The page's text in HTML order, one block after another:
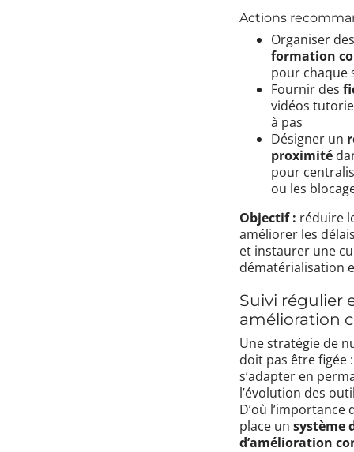
Actions
Organiser
formation
pour chaque
Fournir des
vidéos
à pas
Désigner un
proximité
pour
ou les
Objectif : réduire
améliorer les
et instaurer une
dématérialisation
Suivi régulier
amélioration
Une stratégie de
doit pas être figée
s’adapter en
l’évolution des
D’où l’importance
place un système
d’amélioration